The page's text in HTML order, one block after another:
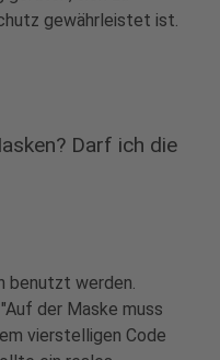
gewährleistet ist.
Darf ich die
benutzt werden.
"Auf der Maske muss
vierstelligen Code